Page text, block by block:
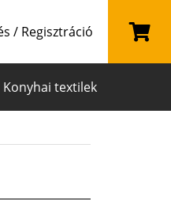
/ Regisztráció
Konyhai textilek